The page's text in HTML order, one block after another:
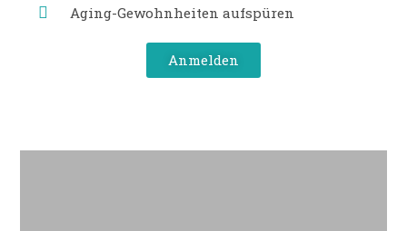
Aging-Gewohnheiten aufspüren
Anmelden